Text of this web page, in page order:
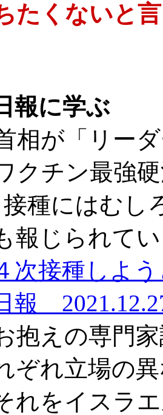
たくないと
報に学ぶ
相が「リー
クチン最強
接種にはむし
報じられて
次接種しよ
報
抱えの専門
ぞれ立場の
れをイスラ